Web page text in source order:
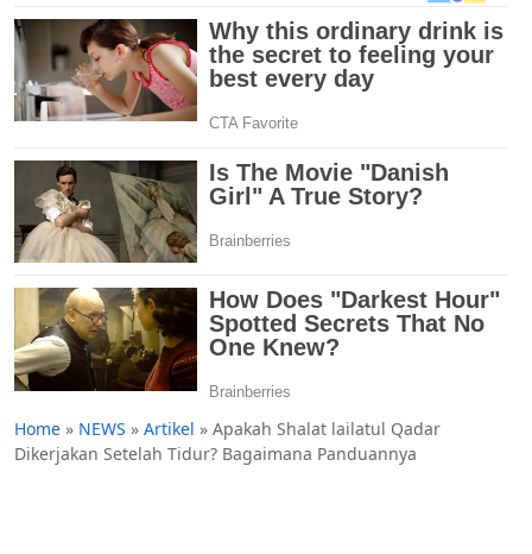
Home » NEWS » Artikel » Apakah Shalat lailatul Qadar
Dikerjakan Setelah Tidur? Bagaimana Panduannya